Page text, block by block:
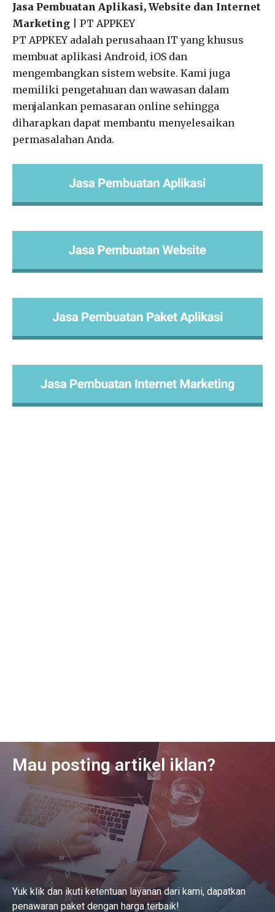
Jasa Pembuatan Aplikasi, Website dan Internet
Marketing | PT APPKEY
PT APPKEY adalah perusahaan IT yang khusus
membuat aplikasi Android, iOS dan
mengembangkan sistem website. Kami juga
memiliki pengetahuan dan wawasan dalam
menjalankan pemasaran online sehingga
diharapkan dapat membantu menyelesaikan
permasalahan Anda.
Mau posting artikel iklan?
Yuk klik dan ikuti ketentuan layanan dari kami, dapatkan
penawaran paket dengan harga terbaik!